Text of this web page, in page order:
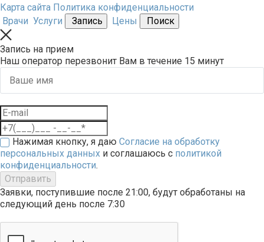
Карта сайта Политика конфиденциальности
Врачи Услуги Запись Цены Поиск
Запись на прием
Наш оператор перезвонит Вам в течение 15 минут
Нажимая кнопку, я даю Согласие на обработку
персональных данных и соглашаюсь с политикой
конфиденциальности.
Отправить
Заявки, поступившие после 21:00, будут обработаны на
следующий день после 7:30